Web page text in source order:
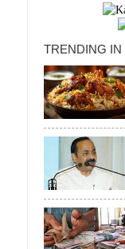
TRENDING IN
×